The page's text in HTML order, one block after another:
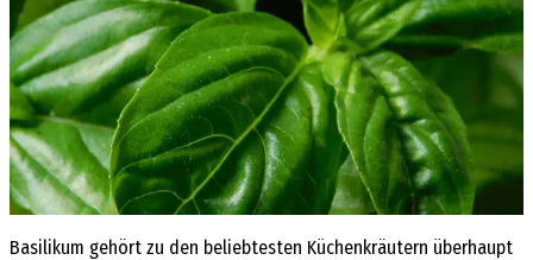
Basilikum gehört zu den beliebtesten Küchenkräutern überhaupt